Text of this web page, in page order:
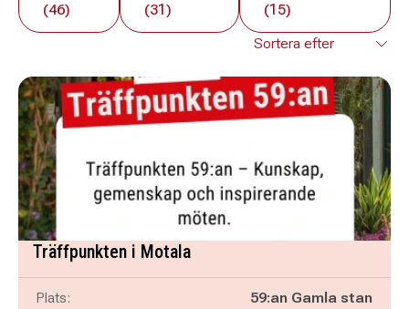
(46)
(31)
(15)
Träffpunkten i Motala
Plats:
59:an Gamla stan